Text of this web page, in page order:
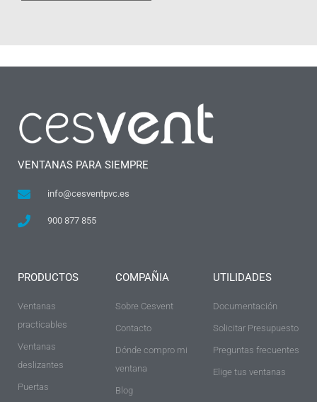
VENTANAS PARA SIEMPRE
info@cesventpvc.es
900 877 855
PRODUCTOS
Ventanas
practicables
Ventanas
deslizantes
Puertas
COMPAÑIA
Sobre Cesvent
Contacto
Dónde compro mi
ventana
Blog
UTILIDADES
Documentación
Solicitar Presupuesto
Preguntas frecuentes
Elige tus ventanas